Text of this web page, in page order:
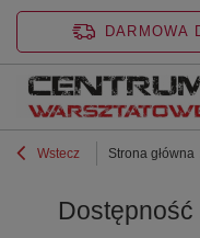
DARMOWA
Wstecz Strona główna